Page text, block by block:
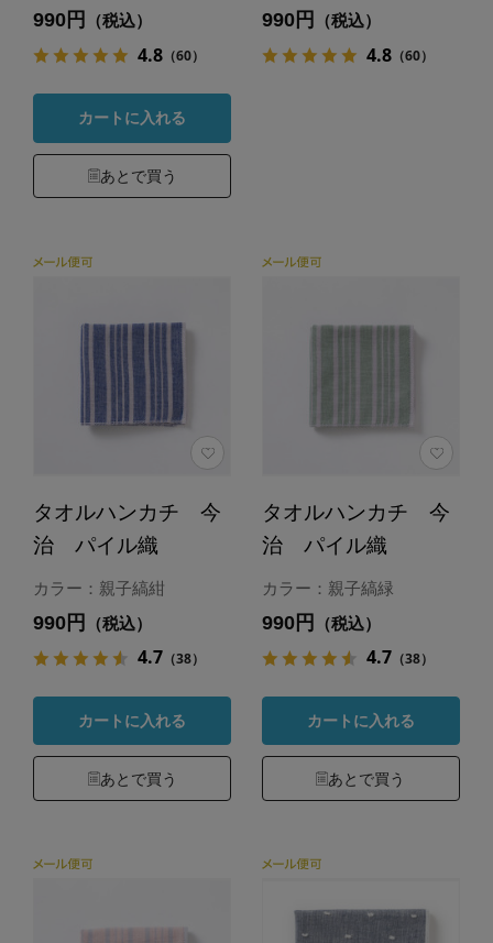
990円 （税込）
4.8（60）
カートに入れる
あとで買う
990円 （税込）
4.8（60）
タオルハンカチ 今
治 パイル織
カラー：親子縞紺
990円 （税込）
4.7（38）
カートに入れる
あとで買う
タオルハンカチ 今
治 パイル織
カラー：親子縞緑
990円 （税込）
4.7（38）
カートに入れる
あとで買う